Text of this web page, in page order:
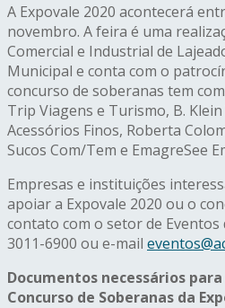
A Expovale 2020 acontecerá
novembro. A feira é uma
Comercial e Industrial de
Municipal e conta com o
concurso de soberanas tem
Trip Viagens e Turismo, B.
Acessórios Finos, Roberta
Sucos Com/Tem e EmagreSee
Empresas e instituições
apoiar a Expovale 2020 ou o
contato com o setor de Eventos
3011-6900 ou e-mail
Documentos necessários
Concurso de Soberanas da